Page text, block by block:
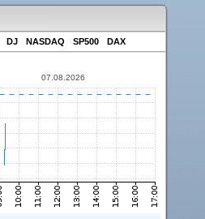
DJ NASDAQ SP500 DAX
07.08.2026